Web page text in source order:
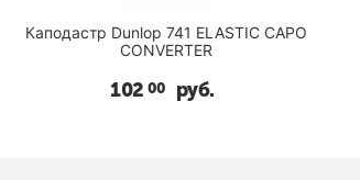
Каподастр Dunlop 741 ELASTIC CAPO
CONVERTER
10200 руб.